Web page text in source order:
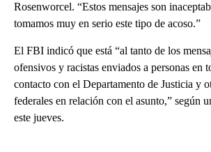
Rosenworcel. “Estos mensajes son
tomamos muy en serio este tipo de acoso.”
El FBI indicó que está “al tanto de los
ofensivos y racistas enviados a personas en
contacto con el Departamento de Justicia y
federales en relación con el asunto,” según
este jueves.